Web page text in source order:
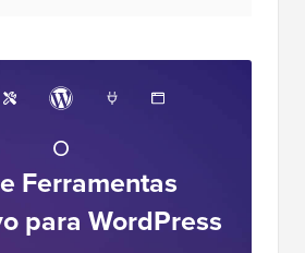
O
Ferramentas
para WordPress